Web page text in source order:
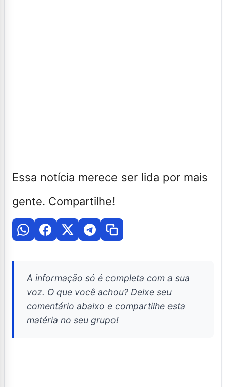
Essa notícia merece ser lida por mais
gente. Compartilhe!
A informação só é completa com a sua
voz. O que você achou? Deixe seu
comentário abaixo e compartilhe esta
matéria no seu grupo!